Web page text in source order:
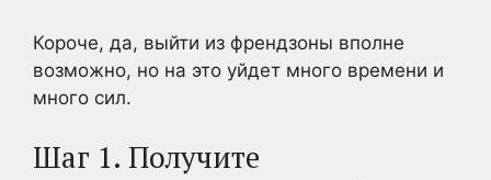
Короче, да, выйти из френдзоны вполне
возможно, но на это уйдет много времени и
много сил.
Шаг 1. Получите